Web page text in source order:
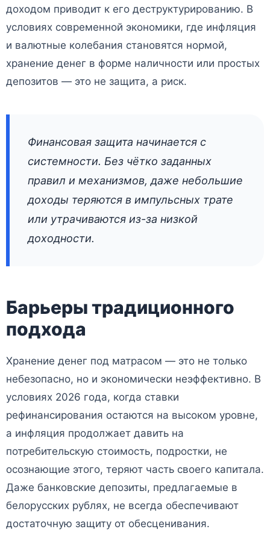
доходом приводит к его деструктурированию. В
условиях современной экономики, где инфляция
и валютные колебания становятся нормой,
хранение денег в форме наличности или простых
депозитов — это не защита, а риск.
Финансовая защита начинается с
системности. Без чётко заданных
правил и механизмов, даже небольшие
доходы теряются в импульсных трате
или утрачиваются из-за низкой
доходности.
Барьеры традиционного
подхода
Хранение денег под матрасом — это не только
небезопасно, но и экономически неэффективно. В
условиях 2026 года, когда ставки
рефинансирования остаются на высоком уровне,
а инфляция продолжает давить на
потребительскую стоимость, подростки, не
осознающие этого, теряют часть своего капитала.
Даже банковские депозиты, предлагаемые в
белорусских рублях, не всегда обеспечивают
достаточную защиту от обесценивания.